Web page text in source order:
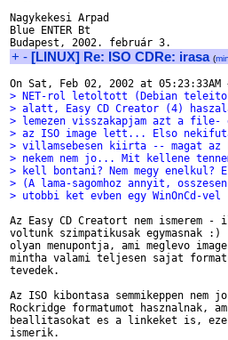
Nagykekesi Arpad
Blue ENTER Bt
+ - [LINUX] Re: ISO CDRe: irasa (
On Sat, Feb 02, 2002 at 05:23:33AM
> NET-rol letoltott (Debian teleito)
> alatt, Easy CD Creator (4)
> lemezen visszakapjam azt a file-
> az ISO image lett... Elso
> villamsebesen kiirta -- magat az
> nekem nem jo... Mit kellene
> kell bontani? Nem megy enelkul?
> (A lama-sagomhoz annyit,
> utobbi ket evben egy WinOnCd-
Az Easy CD Creatort nem ismerem
voltunk szimpatikusak egymasnak :)
olyan menupontja, ami meglevo
mintha valami teljesen sajat
tevedek.
Az ISO kibontasa semmikeppen
Rockridge formatumot
beallitasokat es a linkeket is,
ismerik.